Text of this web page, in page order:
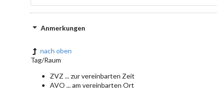
Anmerkungen
nach oben
Tag/Raum
ZVZ ... zur vereinbarten Zeit
AVO ... am vereinbarten Ort